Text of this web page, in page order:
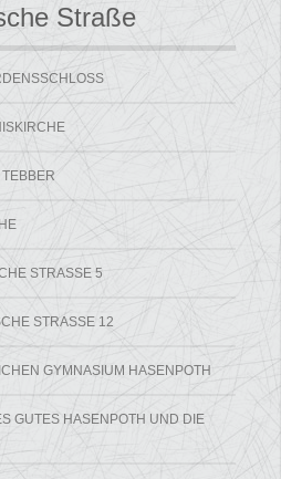
Straße
STRASSE 5
STRASSE 12
GYMNASIUM HASENPOTH
GUTES HASENPOTH UND DIE